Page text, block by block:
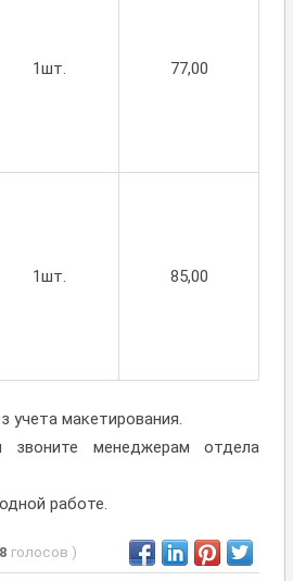
1шт. 77,00
1шт. 85,00
учета макетирования.
менеджерам отдела
работе.
8 голосов )